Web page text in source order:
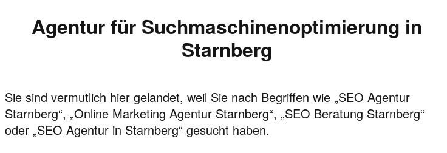
Agentur für Suchmaschinenoptimierung in
Starnberg
Sie sind vermutlich hier gelandet, weil Sie nach Begriffen wie „SEO Agentur
Starnberg“, „Online Marketing Agentur Starnberg“, „SEO Beratung Starnberg“
oder „SEO Agentur in Starnberg“ gesucht haben.